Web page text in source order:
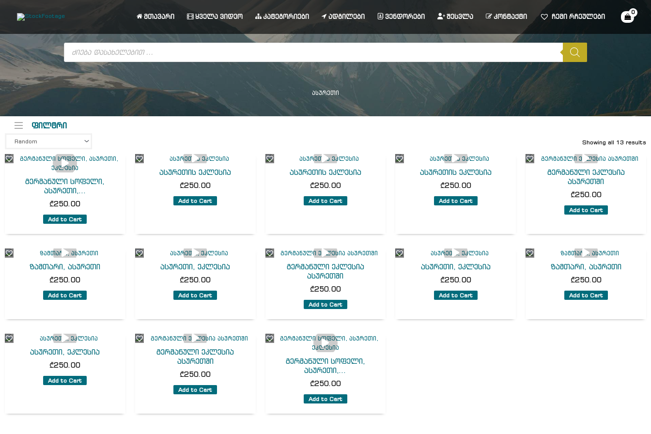
content
მთავარი ყველა ვიდეო კატეგორიები ადგილები ვენდორები შესვლა კონტაქტი ჩემი რჩეულები
Products
search
ასურეთი
ფილტრი
Showing all 13 results
გერმანული სოფელი,
ასურეთი,...
₾250.00
Add to Cart
ასურეთის ეკლესია
₾250.00
Add to Cart
ასურეთის ეკლესია
₾250.00
Add to Cart
ასურეთის ეკლესია
₾250.00
Add to Cart
გერმანული ეკლესია
ასურეთში
₾250.00
Add to Cart
ზამთარი, ასურეთი
₾250.00
Add to Cart
ასურეთი, ეკლესია
₾250.00
Add to Cart
გერმანული ეკლესია
ასურეთში
₾250.00
Add to Cart
ასურეთი, ეკლესია
₾250.00
Add to Cart
ზამთარი, ასურეთი
₾250.00
Add to Cart
ასურეთი, ეკლესია
₾250.00
Add to Cart
გერმანული ეკლესია
ასურეთში
₾250.00
Add to Cart
გერმანული სოფელი,
ასურეთი,...
₾250.00
Add to Cart